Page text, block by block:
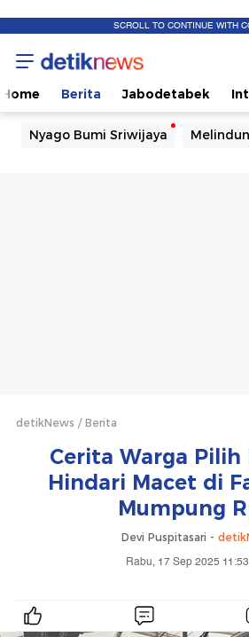
SCROLL TO CONTINUE WITH
Home Berita Jabodetabek
Nyago Bumi Sriwijaya
detikNews Berita
Cerita Warga Pilih
Hindari Macet di
Mumpung
Devi Puspitasari -
Rabu, 17 Sep 2025